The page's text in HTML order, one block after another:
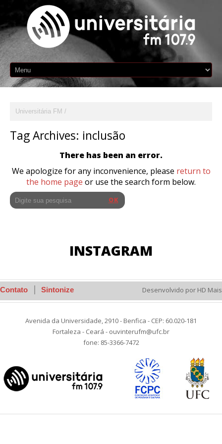
Universitária FM
Tag Archives: inclusão
There has been an error.
We apologize for any inconvenience, please return to
the home page or use the search form below.
INSTAGRAM
Contato Sintonize Desenvolvido por HD Mais
Avenida da Universidade, 2910 - Benfica - CEP: 60.020-181
Fortaleza - Ceará - ouvinterufm@ufc.br
fone: 85-3366-7472